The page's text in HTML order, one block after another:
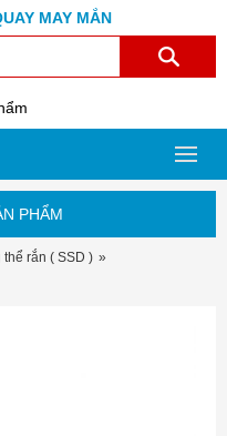
MAY MẮN
PHẨM
thể rắn ( SSD )